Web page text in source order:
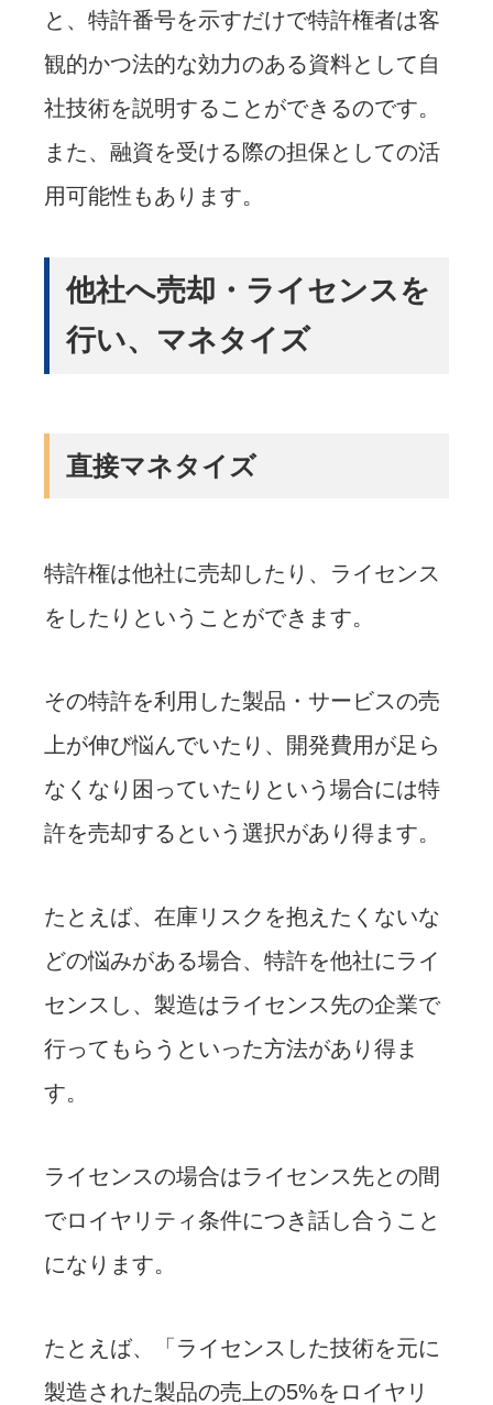
と、特許番号を示すだけで特許権者は客
観的かつ法的な効力のある資料として自
社技術を説明することができるのです。
また、融資を受ける際の担保としての活
用可能性もあります。
他社へ売却・ライセンスを
行い、マネタイズ
直接マネタイズ
特許権は他社に売却したり、ライセンス
をしたりということができます。
その特許を利用した製品・サービスの売
上が伸び悩んでいたり、開発費用が足ら
なくなり困っていたりという場合には特
許を売却するという選択があり得ます。
たとえば、在庫リスクを抱えたくないな
どの悩みがある場合、特許を他社にライ
センスし、製造はライセンス先の企業で
行ってもらうといった方法があり得ま
す。
ライセンスの場合はライセンス先との間
でロイヤリティ条件につき話し合うこと
になります。
たとえば、「ライセンスした技術を元に
製造された製品の売上の5%をロイヤリ